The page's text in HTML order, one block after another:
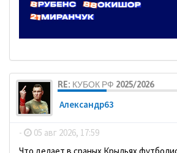
RE: КУБОК РФ 2025/2026
Александр63
- 05 авг 2026, 17:59